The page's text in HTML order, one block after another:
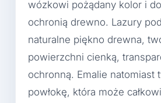
wózkowi pożądany kolor i
ochronią drewno. Lazury
naturalne piękno drewna,
powierzchni cienką,
ochronną. Emalie natomiast
powłokę, która może